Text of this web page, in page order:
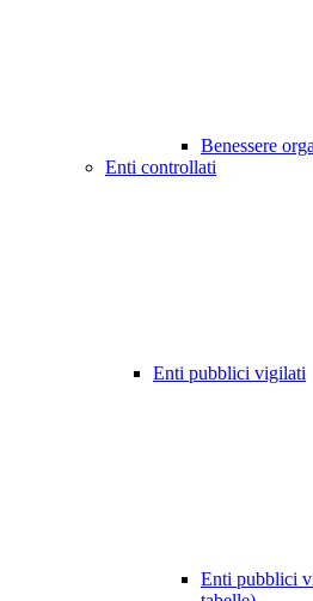
Benessere
Enti controllati
Enti pubblici vigilati
Enti pubblici